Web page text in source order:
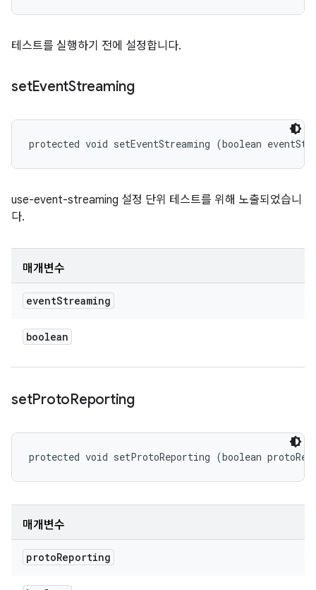
테스트를 실행하기 전에 설정합니다.
setEventStreaming
protected void setEventStreaming (boolean
use-event-streaming 설정 단위 테스트를 위해 노출되었습니
다.
매개변수
eventStreaming
boolean
setProtoReporting
protected void setProtoReporting (boolean
매개변수
protoReporting